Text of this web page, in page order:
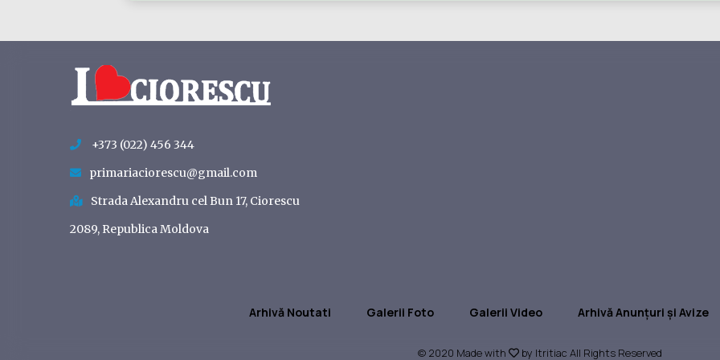
+373 (022) 456 344
primariaciorescu@gmail.com
Strada Alexandru cel Bun 17, Ciorescu
2089, Republica Moldova
Arhivă Noutati Galerii Foto Galerii Video Arhivă Anunțuri și Avize
© 2020 Made with by Itritiac All Rights Reserved